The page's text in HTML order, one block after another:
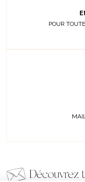
POUR
Découvrez